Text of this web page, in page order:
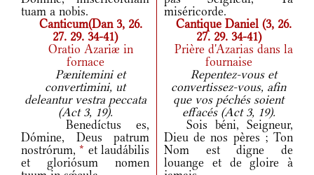
tuam a nobis.
miséricorde.
Canticum(Dan 3, 26.
27. 29. 34-41)
Cantique Daniel (3, 26.
27. 29. 34-41)
Oratio Azariæ in
fornace
Prière d'Azarias dans la
fournaise
Pænitemini et
convertimini, ut
deleantur vestra peccata
(Act 3, 19).
Repentez-vous et
convertissez-vous, afin
que vos péchés soient
effacés (Act 3, 19).
Benedíctus es,
Dómine, Deus patrum
nostrórum,* et laudábilis
et gloriósum nomen
Sois béni, Seigneur,
Dieu de nos pères ; Ton
Nom est digne de
louange et de gloire à